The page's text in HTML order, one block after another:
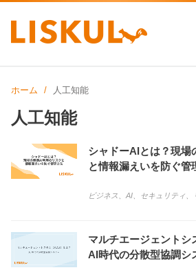
ホーム 人工知能
人工知能
シャドーAIとは？現場
と情報漏えいを防ぐ管
ビジネス AI セキュリティ
マルチエージェントシ
AI時代の分散型協調シ